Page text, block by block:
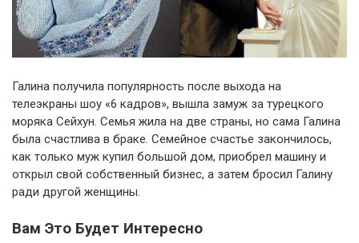
Галина получила популярность после выхода на
телеэкраны шоу «6 кадров», вышла замуж за турецкого
моряка Сейхун. Семья жила на две страны, но сама Галина
была счастлива в браке. Семейное счастье закончилось,
как только муж купил большой дом, приобрел машину и
открыл свой собственный бизнес, а затем бросил Галину
ради другой женщины.
Вам Это Будет Интересно